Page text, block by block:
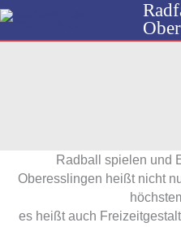
Zum
Radball spielen und
Oberesslingen heißt nicht
es heißt auch